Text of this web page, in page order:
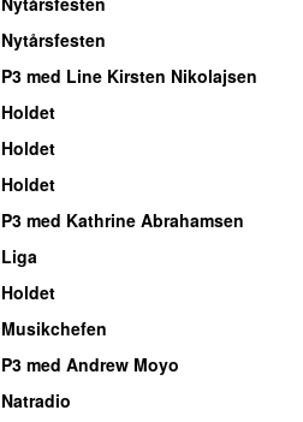
Nytårsfesten
P3 med Line Kirsten Nikolajsen
Holdet
Holdet
Holdet
P3 med Kathrine Abrahamsen
Liga
Holdet
Musikchefen
P3 med Andrew Moyo
Natradio